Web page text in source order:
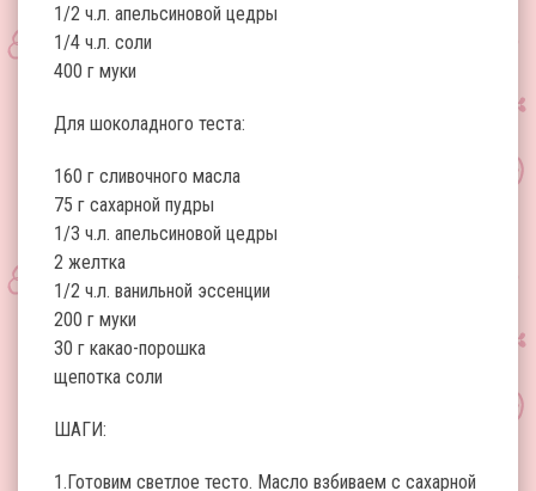
1/2 ч.л. апельсиновой цедры
1/4 ч.л. соли
400 г муки
Для шоколадного теста:
160 г сливочного масла
75 г сахарной пудры
1/3 ч.л. апельсиновой цедры
2 желтка
1/2 ч.л. ванильной эссенции
200 г муки
30 г какао-порошка
щепотка соли
ШАГИ:
1.Готовим светлое тесто. Масло взбиваем с сахарной